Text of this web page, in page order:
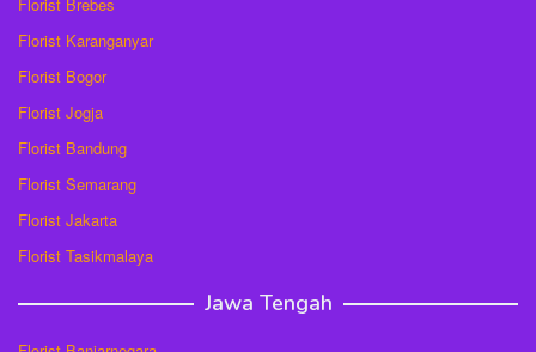
Florist Karanganyar
Florist Bogor
Florist Jogja
Florist Bandung
Florist Semarang
Florist Jakarta
Florist Tasikmalaya
Jawa Tengah